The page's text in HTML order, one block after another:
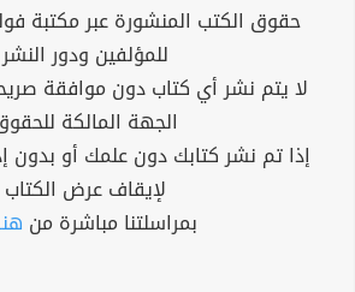
حقوق الكتب المنشورة عبر مكتبة
للمؤلفين ودور النشر
لا يتم نشر أي كتاب دون موافقة
الجهة المالكة
إذا تم نشر كتابك دون علمك أو بدون
لإيقاف عرض الكتاب
بمراسلتنا مباشرة من